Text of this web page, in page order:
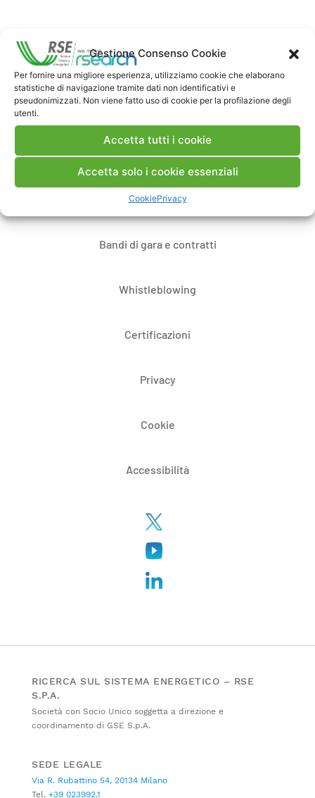
Gestione Consenso Cookie
Per fornire una migliore esperienza, utilizziamo cookie che elaborano
statistiche di navigazione tramite dati non identificativi e
pseudonimizzati. Non viene fatto uso di cookie per la profilazione degli
utenti.
Accetta tutti i cookie
Accetta solo i cookie essenziali
CookiePrivacy
Note Legali
Dove siamo
Bandi di gara e contratti
Whistleblowing
Certificazioni
Privacy
Cookie
Accessibilità
RICERCA SUL SISTEMA ENERGETICO – RSE
S.P.A.
Società con Socio Unico soggetta a direzione e
coordinamento di GSE S.p.A.
SEDE LEGALE
Via R. Rubattino 54, 20134 Milano
Tel. +39 023992.1